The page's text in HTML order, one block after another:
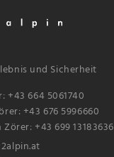
und Sicherheit
+43 664 5061740
+43 676 5996660
+43 699 13183636